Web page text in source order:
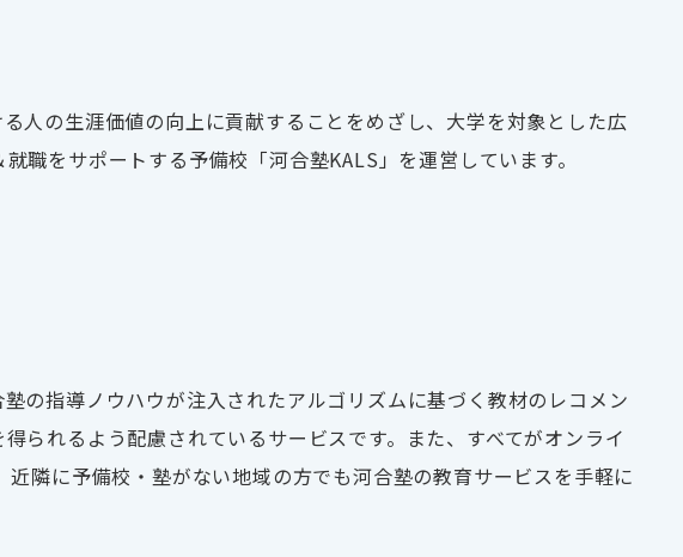
人の生涯価値の向上に貢献することをめざし、大学を対象とした広
職をサポートする予備校「河合塾KALS 」を運営しています。
の指導ノウハウが注入されたアルゴリズムに基づく教材のレコメン
られるよう配慮されているサービスです。また、すべてがオンライ
隣に予備校・塾がない地域の方でも河合塾の教育サービスを手軽に